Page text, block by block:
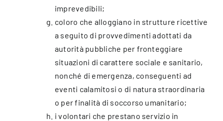
imprevedibili;
coloro che alloggiano in strutture ricettive
a seguito di provvedimenti adottati da
autorità pubbliche per fronteggiare
situazioni di carattere sociale e sanitario,
nonché di emergenza, conseguenti ad
eventi calamitosi o di natura straordinaria
o per finalità di soccorso umanitario;
i volontari che prestano servizio in